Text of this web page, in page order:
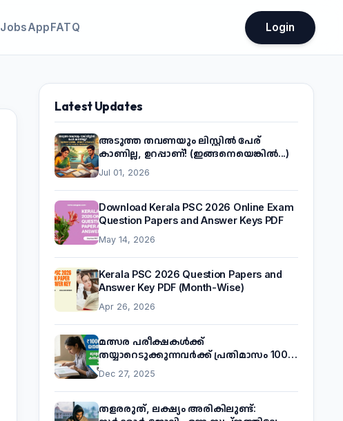
JobsAppFATQ Login
Latest Updates
അടുത്ത തവണയും ലിസ്റ്റിൽ പേര്
കാണില്ല, ഉറപ്പാണ്! (ഇങ്ങനെയെങ്കിൽ...)
Jul 01, 2026
Download Kerala PSC 2026 Online Exam
Question Papers and Answer Keys PDF
May 14, 2026
Kerala PSC 2026 Question Papers and
Answer Key PDF (Month-Wise)
Apr 26, 2026
മത്സര പരീക്ഷകൾക്ക്
തയ്യാറെടുക്കുന്നവർക്ക് പ്രതിമാസം 1000
പദ്ധതിയെക്കുറിച്ച് അറിയാം
Dec 27, 2025
തളരരുത്, ലക്ഷ്യം അരികിലുണ്ട്: